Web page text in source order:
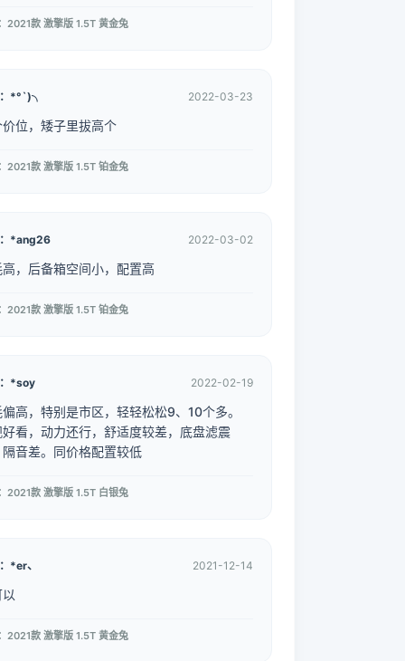
2021款 激擎版 1.5T 黄金兔
*°`)╮ 2022-03-23
价位，矮子里拔高个
2021款 激擎版 1.5T 铂金兔
*ang26 2022-03-02
高，后备箱空间小，配置高
2021款 激擎版 1.5T 铂金兔
*soy 2022-02-19
高，特别是市区，轻轻松松9、10个多。
好看，动力还行，舒适度较差，底盘滤震
隔音差。同价格配置较低
2021款 激擎版 1.5T 白银兔
*er、 2021-12-14
2021款 激擎版 1.5T 黄金兔